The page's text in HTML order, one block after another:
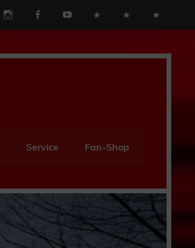
Service Fan-Shop